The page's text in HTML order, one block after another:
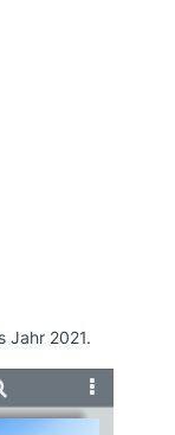
Jahr 2021.
Zoom
In